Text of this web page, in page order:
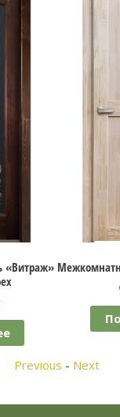
Межкомнатная
Previous - Next